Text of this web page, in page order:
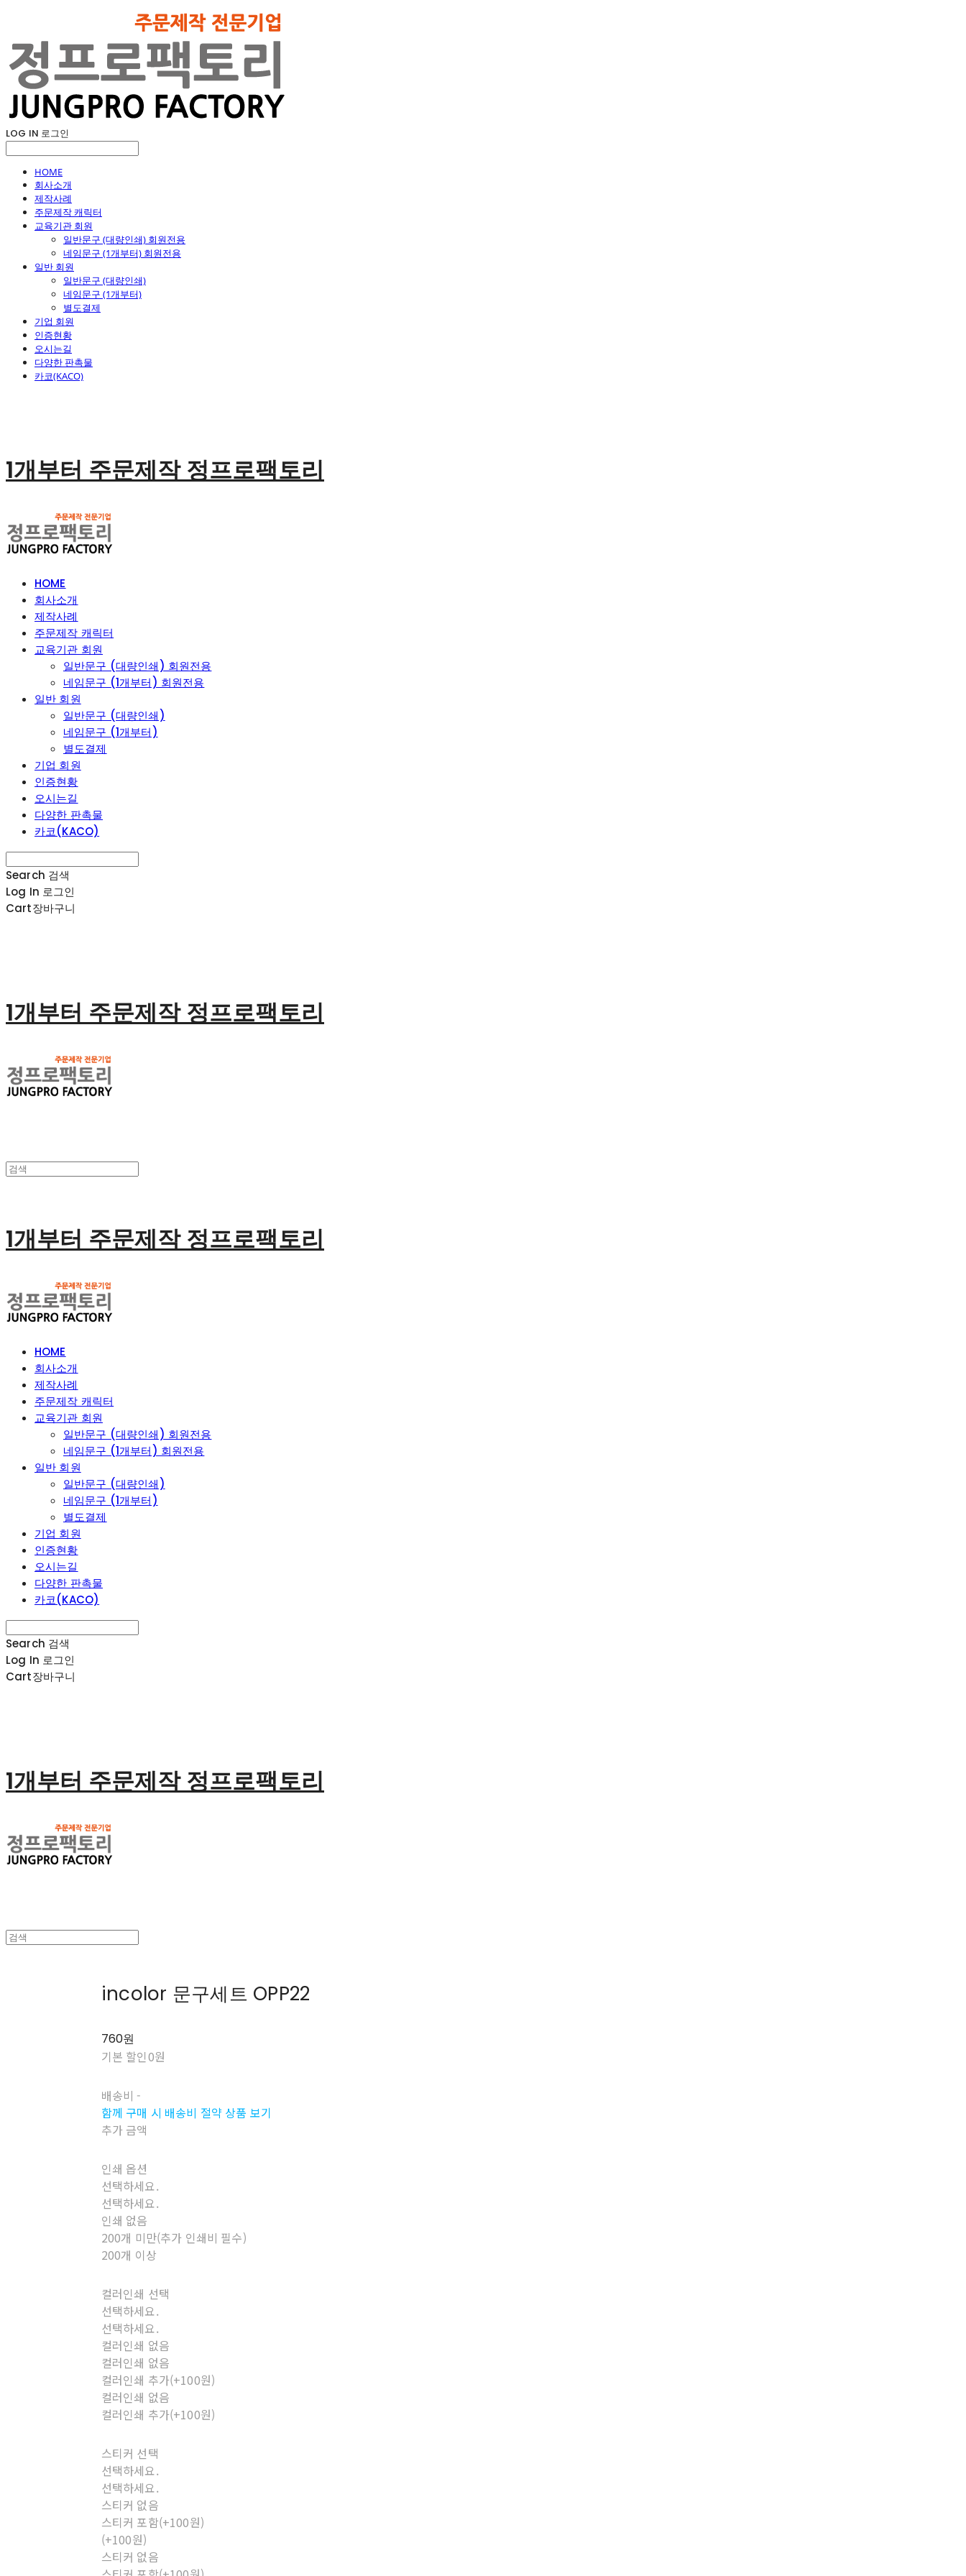
LOG IN 로그인
HOME
회사소개
제작사례
주문제작 캐릭터
교육기관 회원
일반문구 (대량인쇄) 회원전용
네임문구 (1개부터) 회원전용
일반 회원
일반문구 (대량인쇄)
네임문구 (1개부터)
별도결제
기업 회원
인증현황
오시는길
다양한 판촉물
카코(KACO)
1개부터 주문제작 정프로팩토리
HOME
회사소개
제작사례
주문제작 캐릭터
교육기관 회원
일반문구 (대량인쇄) 회원전용
네임문구 (1개부터) 회원전용
일반 회원
일반문구 (대량인쇄)
네임문구 (1개부터)
별도결제
기업 회원
인증현황
오시는길
다양한 판촉물
카코(KACO)
Search 검색
Log In 로그인
Cart장바구니
1개부터 주문제작 정프로팩토리
1개부터 주문제작 정프로팩토리
HOME
회사소개
제작사례
주문제작 캐릭터
교육기관 회원
일반문구 (대량인쇄) 회원전용
네임문구 (1개부터) 회원전용
일반 회원
일반문구 (대량인쇄)
네임문구 (1개부터)
별도결제
기업 회원
인증현황
오시는길
다양한 판촉물
카코(KACO)
Search 검색
Log In 로그인
Cart장바구니
1개부터 주문제작 정프로팩토리
incolor 문구세트 OPP22
760원
기본 할인0원
배송비 -
함께 구매 시 배송비 절약 상품 보기
추가 금액
인쇄 옵션
선택하세요.
선택하세요.
인쇄 없음
200개 미만(추가 인쇄비 필수)
200개 이상
컬러인쇄 선택
선택하세요.
선택하세요.
컬러인쇄 없음
컬러인쇄 없음
컬러인쇄 추가(+100원)
컬러인쇄 없음
컬러인쇄 추가(+100원)
스티커 선택
선택하세요.
선택하세요.
스티커 없음
스티커 포함(+100원)
(+100원)
스티커 없음